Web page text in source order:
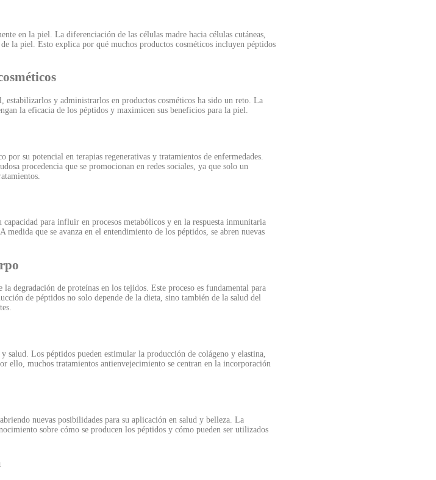
en la piel. La diferenciación de las células madre hacia células cutáneas,
la piel. Esto explica por qué muchos productos cosméticos incluyen péptidos
estabilizarlos y administrarlos en productos cosméticos ha sido un reto. La
la eficacia de los péptidos y maximicen sus beneficios para la piel.
su potencial en terapias regenerativas y tratamientos de enfermedades.
procedencia que se promocionan en redes sociales, ya que solo un
para influir en procesos metabólicos y en la respuesta inmunitaria
que se avanza en el entendimiento de los péptidos, se abren nuevas
degradación de proteínas en los tejidos. Este proceso es fundamental para
de péptidos no solo depende de la dieta, sino también de la salud del
salud. Los péptidos pueden estimular la producción de colágeno y elastina,
ello, muchos tratamientos antienvejecimiento se centran en la incorporación
nuevas posibilidades para su aplicación en salud y belleza. La
sobre cómo se producen los péptidos y cómo pueden ser utilizados